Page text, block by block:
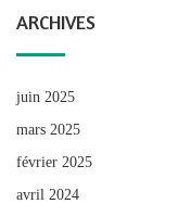
ARCHIVES
juin 2025
mars 2025
février 2025
avril 2024